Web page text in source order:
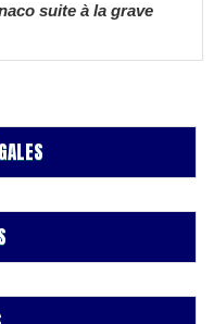
suite à la grave